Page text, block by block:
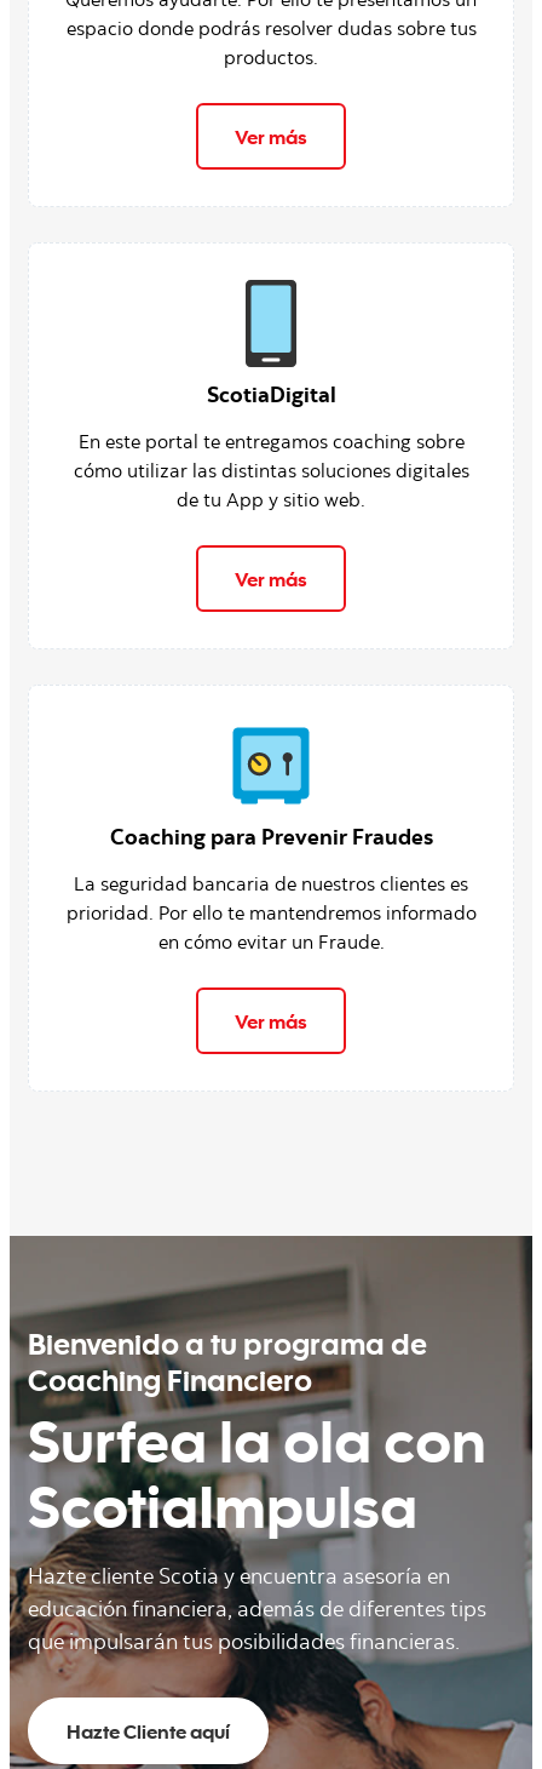
espacio donde podrás resolver dudas sobre tus
productos.
Ver más
ScotiaDigital
En este portal te entregamos coaching sobre
cómo utilizar las distintas soluciones digitales
de tu App y sitio web.
Ver más
Coaching para Prevenir Fraudes
La seguridad bancaria de nuestros clientes es
prioridad. Por ello te mantendremos informado
en cómo evitar un Fraude.
Ver más
Bienvenido a tu programa de
Coaching Financiero
Surfea la ola con
ScotiaImpulsa
Hazte cliente Scotia y encuentra asesoría en
educación financiera, además de diferentes tips
que impulsarán tus posibilidades financieras.
Hazte Cliente aquí